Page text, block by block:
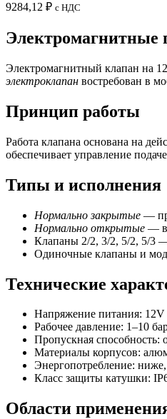
9284,12 ₽ с НДС
Электромагнитные
Электромагнитный клапан на 12
электроклапан востребован в
Принцип работы
Работа клапана основана на
обеспечивает управление
Типы и исполнения
Нормально закрытые —
Нормально открытые —
Клапаны 2/2, 3/2, 5/2, 5/3
Одиночные клапаны и
Технические
Напряжение питания:
Рабочее давление: 1–10
Пропускная способность:
Материалы корпусов:
Энергопотребление:
Класс защиты катушки:
Области